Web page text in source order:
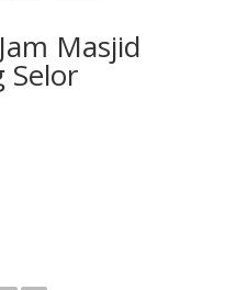
Masjid
Selor